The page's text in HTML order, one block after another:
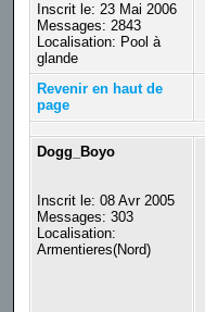
Inscrit le: 23 Mai 2006
Messages: 2843
Localisation: Pool à
glande
Revenir en haut de
page
Dogg_Boyo
Inscrit le: 08 Avr 2005
Messages: 303
Localisation:
Armentieres(Nord)